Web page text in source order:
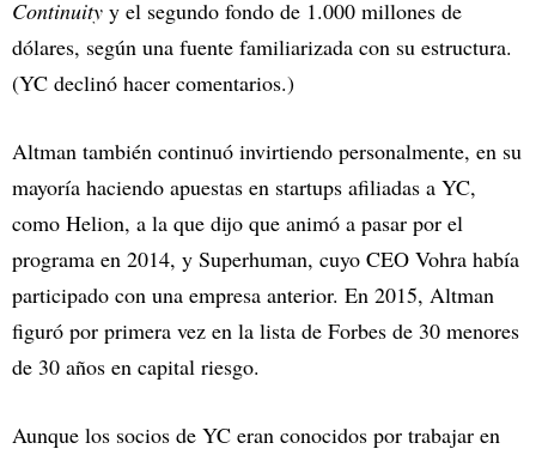
Continuity y el segundo fondo de 1.000 millones de
dólares, según una fuente familiarizada con su estructura.
(YC declinó hacer comentarios.)
Altman también continuó invirtiendo personalmente, en su
mayoría haciendo apuestas en startups afiliadas a YC,
como Helion, a la que dijo que animó a pasar por el
programa en 2014, y Superhuman, cuyo CEO Vohra había
participado con una empresa anterior. En 2015, Altman
figuró por primera vez en la lista de Forbes de 30 menores
de 30 años en capital riesgo.
Aunque los socios de YC eran conocidos por trabajar en